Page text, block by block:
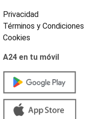
Privacidad
Términos y Condiciones
Cookies
A24 en tu móvil